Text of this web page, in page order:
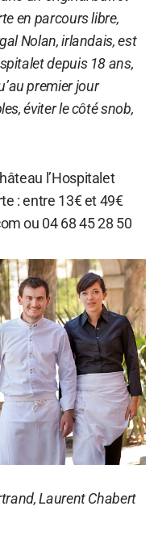
en parcours libre,
Nolan, irlandais, est
depuis 18 ans,
premier jour
éviter le côté snob,
l’Hospitalet
: entre 13€ et 49€
ou 04 68 45 28 50
Laurent Chabert